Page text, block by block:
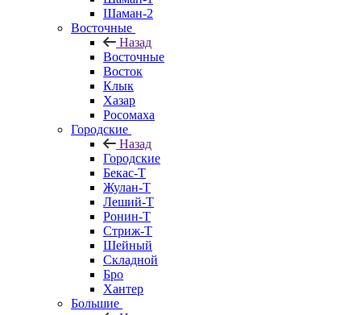
Шаман-2
Восточные
Назад
Восточные
Восток
Клык
Хазар
Росомаха
Городские
Назад
Городские
Бекас-Т
Жулан-Т
Леший-Т
Ронин-Т
Стриж-Т
Шейный
Складной
Бро
Хантер
Большие